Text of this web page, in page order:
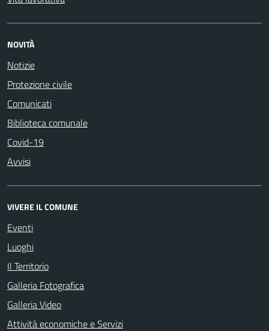
NOVITÀ
Notizie
Protezione civile
Comunicati
Biblioteca comunale
Covid-19
Avvisi
VIVERE IL COMUNE
Eventi
Luoghi
Il Territorio
Galleria Fotografica
Galleria Video
Attività economiche e Servizi